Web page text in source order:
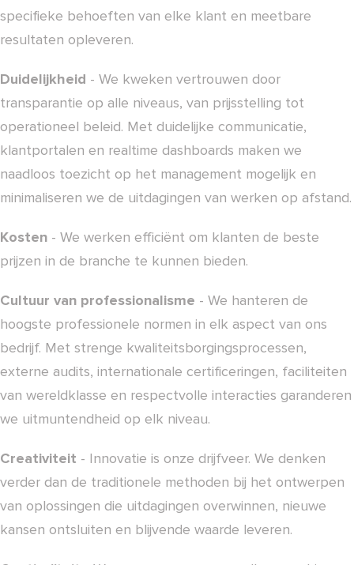
specifieke behoeften van elke klant en meetbare
resultaten opleveren.
Duidelijkheid - We kweken vertrouwen door
transparantie op alle niveaus, van prijsstelling tot
operationeel beleid. Met duidelijke communicatie,
klantportalen en realtime dashboards maken we
naadloos toezicht op het management mogelijk en
minimaliseren we de uitdagingen van werken op afstand.
Kosten - We werken efficiënt om klanten de beste
prijzen in de branche te kunnen bieden.
Cultuur van professionalisme - We hanteren de
hoogste professionele normen in elk aspect van ons
bedrijf. Met strenge kwaliteitsborgingsprocessen,
externe audits, internationale certificeringen, faciliteiten
van wereldklasse en respectvolle interacties garanderen
we uitmuntendheid op elk niveau.
Creativiteit - Innovatie is onze drijfveer. We denken
verder dan de traditionele methoden bij het ontwerpen
van oplossingen die uitdagingen overwinnen, nieuwe
kansen ontsluiten en blijvende waarde leveren.